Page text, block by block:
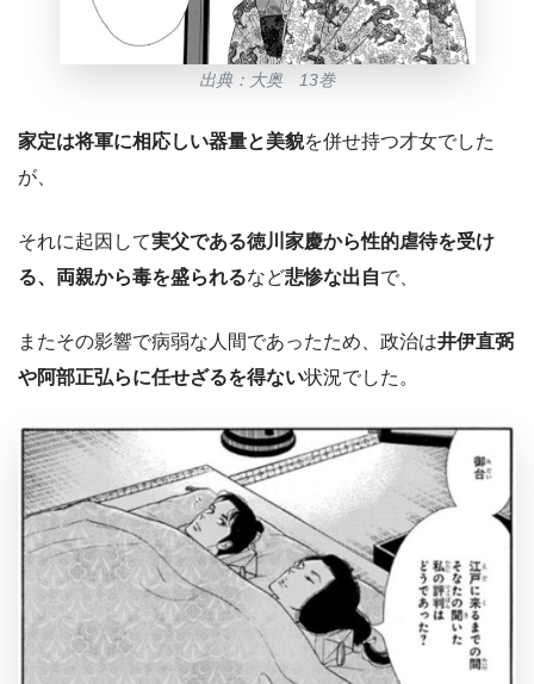
出典：大奥 13巻
家定は将軍に相応しい器量と美貌を併せ持つ才女でした
が、
それに起因して実父である徳川家慶から性的虐待を受け
る、両親から毒を盛られるなど悲惨な出自で、
またその影響で病弱な人間であったため、政治は井伊直弼
や阿部正弘らに任せざるを得ない状況でした。